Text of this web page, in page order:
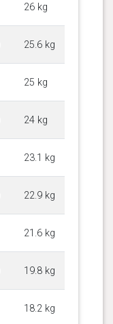
26 kg
25.6 kg
25 kg
24 kg
23.1 kg
22.9 kg
21.6 kg
19.8 kg
18.2 kg